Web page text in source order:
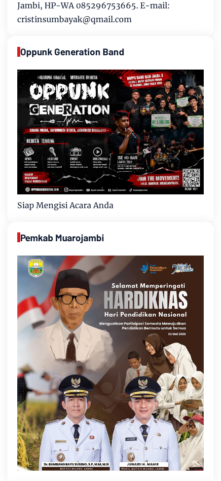
Jambi, HP-WA 085296753665. E-mail:
cristinsumbayak@qmail.com
Oppunk Generation Band
Siap Mengisi Acara Anda
Pemkab Muarojambi